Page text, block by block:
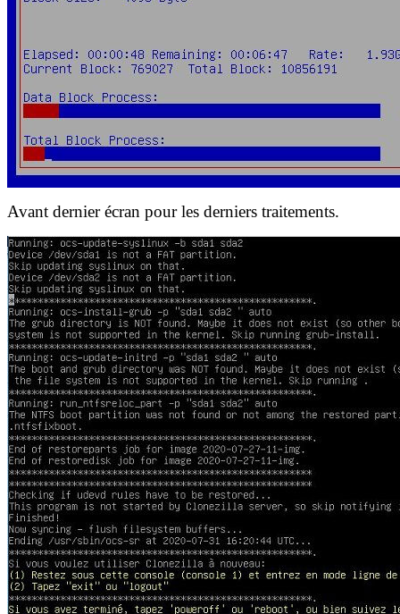
Avant dernier écran pour les derniers traitements.